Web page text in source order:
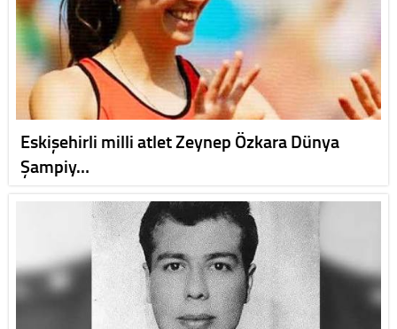
Eskişehirli milli atlet Zeynep Özkara Dünya
Şampiy…